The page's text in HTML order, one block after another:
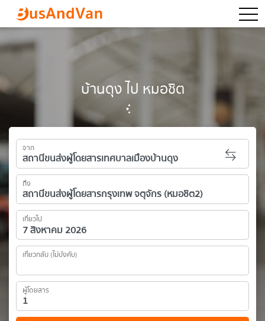
บ้านดุง ไป หมอชิต
จาก
ถึง
เที่ยวไป
เที่ยวกลับ (ไม่บังคับ)
ผู้โดยสาร